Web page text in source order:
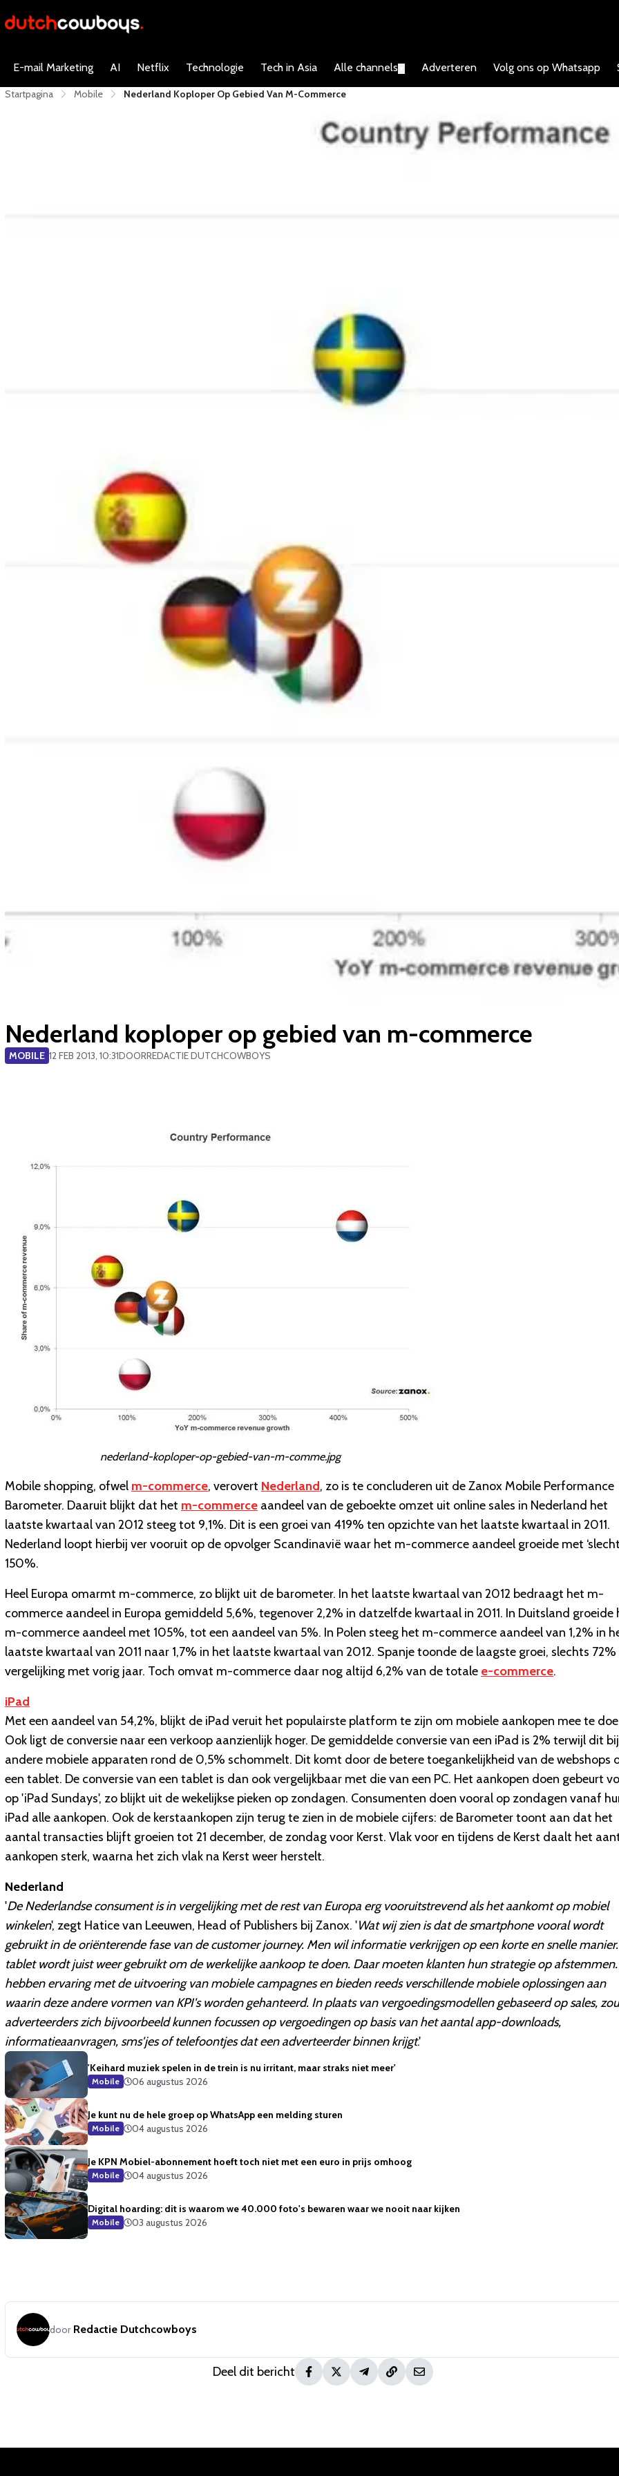
E-mail Marketing AI Netflix Technologie Tech in Asia Alle channels Adverteren Volg ons op Whatsapp
Startpagina Mobile Nederland Koploper Op Gebied Van M-Commerce
Nederland koploper op gebied van m-commerce
MOBILE 12 FEB 2013, 10:31DOORREDACTIE DUTCHCOWBOYS
nederland-koploper-op-gebied-van-m-comme.jpg
Mobile shopping, ofwel m-commerce, verovert Nederland, zo is te concluderen uit de Zanox Mobile Performance
Barometer. Daaruit blijkt dat het m-commerce aandeel van de geboekte omzet uit online sales in Nederland het
laatste kwartaal van 2012 steeg tot 9,1%. Dit is een groei van 419% ten opzichte van het laatste kwartaal in 2011.
Nederland loopt hierbij ver vooruit op de opvolger Scandinavië waar het m-commerce aandeel groeide met
150%.
Heel Europa omarmt m-commerce, zo blijkt uit de barometer. In het laatste kwartaal van 2012 bedraagt het m-
commerce aandeel in Europa gemiddeld 5,6%, tegenover 2,2% in datzelfde kwartaal in 2011. In Duitsland groeide
m-commerce aandeel met 105%, tot een aandeel van 5%. In Polen steeg het m-commerce aandeel van 1,2% in
laatste kwartaal van 2011 naar 1,7% in het laatste kwartaal van 2012. Spanje toonde de laagste groei, slechts 72%
vergelijking met vorig jaar. Toch omvat m-commerce daar nog altijd 6,2% van de totale e-commerce.
iPad
Met een aandeel van 54,2%, blijkt de iPad veruit het populairste platform te zijn om mobiele aankopen mee te
Ook ligt de conversie naar een verkoop aanzienlijk hoger. De gemiddelde conversie van een iPad is 2% terwijl dit bij
andere mobiele apparaten rond de 0,5% schommelt. Dit komt door de betere toegankelijkheid van de webshops
een tablet. De conversie van een tablet is dan ook vergelijkbaar met die van een PC. Het aankopen doen gebeurt
op 'iPad Sundays', zo blijkt uit de wekelijkse pieken op zondagen. Consumenten doen vooral op zondagen vanaf
iPad alle aankopen. Ook de kerstaankopen zijn terug te zien in de mobiele cijfers: de Barometer toont aan dat het
aantal transacties blijft groeien tot 21 december, de zondag voor Kerst. Vlak voor en tijdens de Kerst daalt het
aankopen sterk, waarna het zich vlak na Kerst weer herstelt.
Nederland
'De Nederlandse consument is in vergelijking met de rest van Europa erg vooruitstrevend als het aankomt op mobiel
winkelen', zegt Hatice van Leeuwen, Head of Publishers bij Zanox. 'Wat wij zien is dat de smartphone vooral wordt
gebruikt in de oriënterende fase van de customer journey. Men wil informatie verkrijgen op een korte en snelle
tablet wordt juist weer gebruikt om de werkelijke aankoop te doen. Daar moeten klanten hun strategie op
hebben ervaring met de uitvoering van mobiele campagnes en bieden reeds verschillende mobiele oplossingen aan
waarin deze andere vormen van KPI's worden gehanteerd. In plaats van vergoedingsmodellen gebaseerd op sales,
adverteerders zich bijvoorbeeld kunnen focussen op vergoedingen op basis van het aantal app-downloads,
informatieaanvragen, sms'jes of telefoontjes dat een adverteerder binnen krijgt.'
'Keihard muziek spelen in de trein is nu irritant, maar straks niet meer'
Mobile 06 augustus 2026
Je kunt nu de hele groep op WhatsApp een melding sturen
Mobile 04 augustus 2026
Je KPN Mobiel-abonnement hoeft toch niet met een euro in prijs omhoog
Mobile 04 augustus 2026
Digital hoarding: dit is waarom we 40.000 foto's bewaren waar we nooit naar kijken
Mobile 03 augustus 2026
door Redactie Dutchcowboys
Deel dit bericht